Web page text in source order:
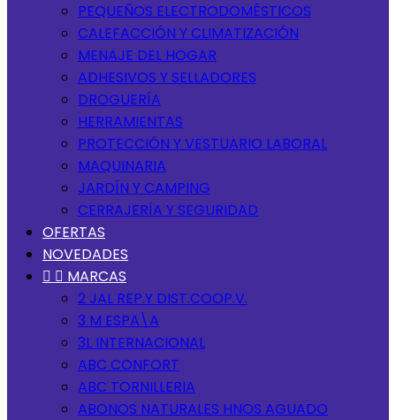
PEQUEÑOS ELECTRODOMÉSTICOS
CALEFACCIÓN Y CLIMATIZACIÓN
MENAJE DEL HOGAR
ADHESIVOS Y SELLADORES
DROGUERÍA
HERRAMIENTAS
PROTECCIÓN Y VESTUARIO LABORAL
MAQUINARIA
JARDÍN Y CAMPING
CERRAJERÍA Y SEGURIDAD
OFERTAS
NOVEDADES
  MARCAS
2 JAL REP.Y DIST.COOP.V.
3 M ESPA\A
3L INTERNACIONAL
ABC CONFORT
ABC TORNILLERIA
ABONOS NATURALES HNOS AGUADO